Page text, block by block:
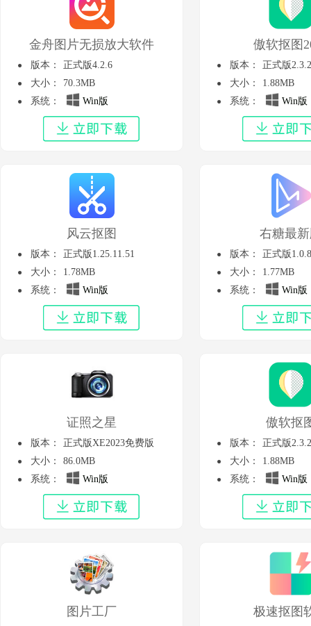
金舟图片无损放大软件
版本：
正式版4.2.6
大小：
70.3MB
系统：
Win版
傲软抠图
版本：
正式版
大小：
1.88MB
系统：
Win版
风云抠图
版本：
正式版1.25.11.51
大小：
1.78MB
系统：
Win版
右糖最
版本：
正式版1.0.8
大小：
1.77MB
系统：
Win版
证照之星
版本：
正式版XE2023免费版
大小：
86.0MB
系统：
Win版
傲软抠
版本：
正式版
大小：
1.88MB
系统：
Win版
图片工厂 极速抠图